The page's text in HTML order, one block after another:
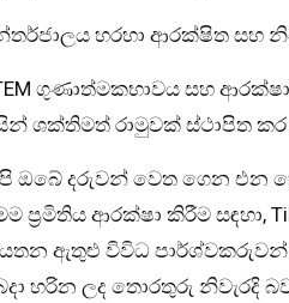
හරහා ආරක්ෂිත සහ
ගුණාත්මකභාවය සහ
ශක්තිමත් රාමුවක් ස්ථාපිත
ඔබේ දරුවන් වෙත ගෙන එන
ප්‍රමිතිය ආරක්ෂා කිරීම
ඇතුළු විවිධ
හරින ලද තොරතුරු නිවැරදි